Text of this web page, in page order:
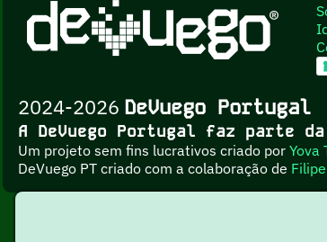
2024-2026 DeVuego Portugal
A DeVuego Portugal faz parte da
Um projeto sem fins lucrativos criado porYova
DeVuego PT criado com a colaboração de